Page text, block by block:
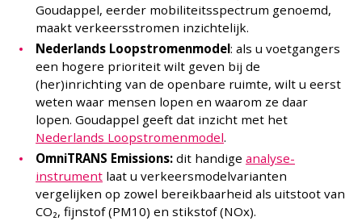
Goudappel, eerder mobiliteitsspectrum genoemd,
maakt verkeersstromen inzichtelijk.
Nederlands Loopstromenmodel: als u voetgangers
een hogere prioriteit wilt geven bij de
(her)inrichting van de openbare ruimte, wilt u eerst
weten waar mensen lopen en waarom ze daar
lopen. Goudappel geeft dat inzicht met het
Nederlands Loopstromenmodel.
OmniTRANS Emissions:dit handigeanalyse-
instrument laat u verkeersmodelvarianten
vergelijken op zowel bereikbaarheid als uitstoot van
CO₂, fijnstof (PM10) en stikstof (NOx).